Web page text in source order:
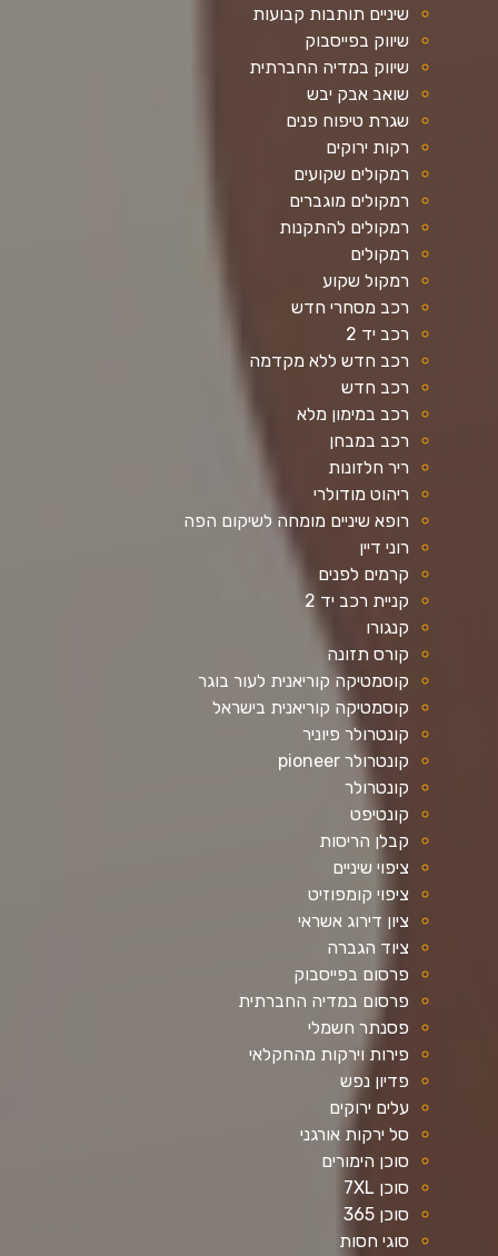
שיניים תותבות קבועות
שיווק בפייסבוק
שיווק במדיה החברתית
שואב אבק יבש
שגרת טיפוח פנים
רקות ירוקים
רמקולים שקועים
רמקולים מוגברים
רמקולים להתקנות
רמקולים
רמקול שקוע
רכב מסחרי חדש
רכב יד 2
רכב חדש ללא מקדמה
רכב חדש
רכב במימון מלא
רכב במבחן
ריר חלזונות
ריהוט מודולרי
רופא שיניים מומחה לשיקום הפה
רוני דיין
קרמים לפנים
קניית רכב יד 2
קנגורו
קורס תזונה
קוסמטיקה קוריאנית לעור בוגר
קוסמטיקה קוריאנית בישראל
קונטרולר פיוניר
קונטרולר pioneer
קונטרולר
קונטיפט
קבלן הריסות
ציפוי שיניים
ציפוי קומפוזיט
ציון דירוג אשראי
ציוד הגברה
פרסום בפייסבוק
פרסום במדיה החברתית
פסנתר חשמלי
פירות וירקות מהחקלאי
פדיון נפש
עלים ירוקים
סל ירקות אורגני
סוכן הימורים
סוכן 7XL
סוכן 365
סוגי חסות